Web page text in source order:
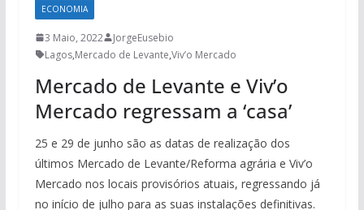
ECONOMIA
3 Maio, 2022
JorgeEusebio
Lagos,Mercado de Levante,Viv’o Mercado
Mercado de Levante e Viv’o
Mercado regressam a ‘casa’
25 e 29 de junho são as datas de realização dos
últimos Mercado de Levante/Reforma agrária e Viv’o
Mercado nos locais provisórios atuais, regressando já
no início de julho para as suas instalações definitivas.